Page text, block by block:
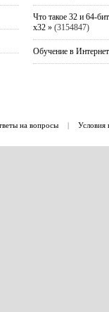
Что такое 32 и 64-
x32 »(3154847)
Обучение в
на вопросы | Условия